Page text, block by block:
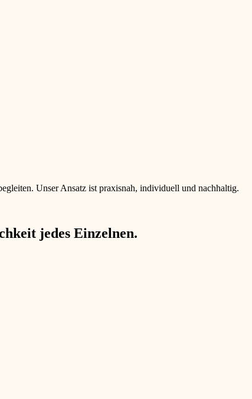
Unser Ansatz ist praxisnah, individuell und nachhaltig.
jedes Einzelnen.